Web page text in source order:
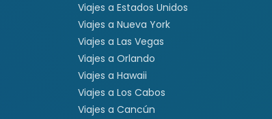
Viajes a Estados Unidos
Viajes a Nueva York
Viajes a Las Vegas
Viajes a Orlando
Viajes a Hawaii
Viajes a Los Cabos
Viajes a Cancún